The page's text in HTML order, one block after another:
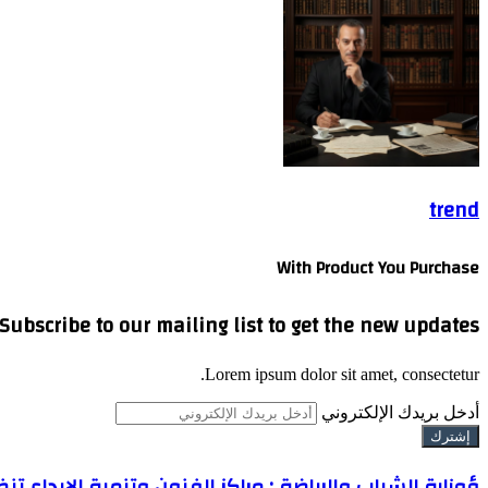
trend
With Product You Purchase
Subscribe to our mailing list to get the new updates!
Lorem ipsum dolor sit amet, consectetur.
أدخل بريدك الإلكتروني